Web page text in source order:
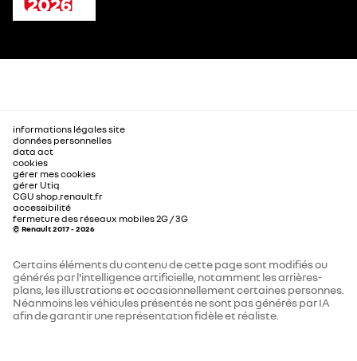
informations légales site
données personnelles
data act
cookies
gérer mes cookies
gérer Utiq
CGU shop.renault.fr
accessibilité
fermeture des réseaux mobiles 2G / 3G
© Renault 2017 - 2026
Certains éléments du contenu de cette page sont modifiés ou
générés par l'intelligence artificielle, notamment les arrières-
plans, les illustrations et occasionnellement certaines personnes.
Néanmoins les véhicules présentés ne sont pas générés par IA
afin de garantir une représentation fidèle et réaliste.